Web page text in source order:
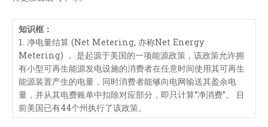
知识框：
1. 净电量结算 (Net Metering, 亦称Net Energy
Metering) ， 是起源于美国的一项能源政策，该政策允许拥
有小型可再生能源发电设施的消费者在任意时间使用其可再生
能源装置产生的电量，同时消费者能够向电网输送其盈余电
量，并从其电费账单中扣除对应部分，即只计算“净消费”。 目
前美国已有44个州执行了该政策。